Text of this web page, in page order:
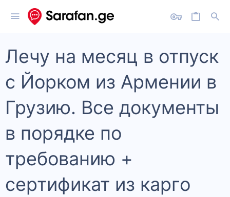
Лечу на месяц в отпуск
с Йорком из Армении в
Грузию. Все документы
в порядке по
требованию +
сертификат из карго